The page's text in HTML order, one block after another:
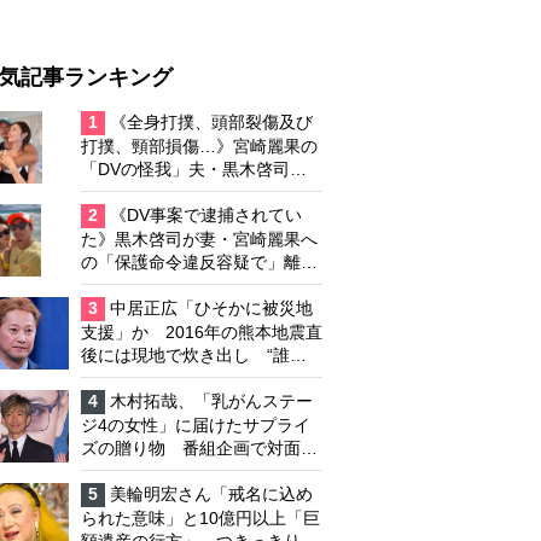
記事ランキング
1
《全身打撲、頭部裂傷及び
打撲、頸部損傷…》宮崎麗果の
「DVの怪我」夫・黒木啓司の
逮捕で始まる「夫婦の闘争」
2
《DV事案で逮捕されてい
た》黒木啓司が妻・宮崎麗果へ
の「保護命令違反容疑で」離婚
協議は「第二ステージ」へ
3
中居正広「ひそかに被災地
支援」か 2016年の熊本地震直
後には現地で炊き出し “誰に
も知られなくて良い”と、むし
ろ強まる福祉活動への思い
4
木村拓哉、「乳がんステー
ジ4の女性」に届けたサプライ
ズの贈り物 番組企画で対面し
たファンが、夢と希望を与える
心遣いに「うれしくて号泣しま
した」
5
美輪明宏さん「戒名に込め
られた意味」と10億円以上「巨